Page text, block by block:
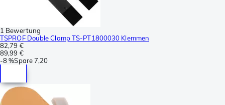
1 Bewertung
TSPROF Double Clamp TS-PT1800030 Klemmen
82,79 €
89,99 €
-8 %Spare7,20